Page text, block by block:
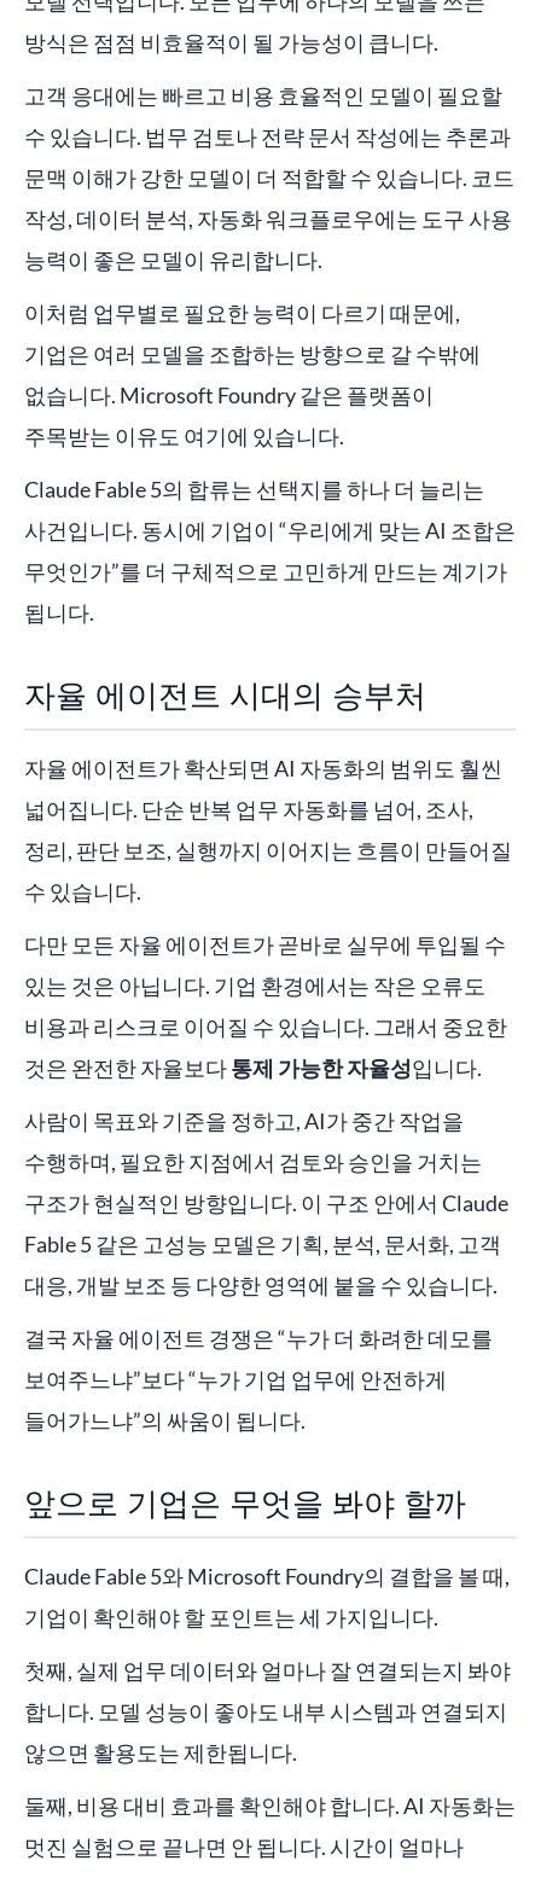
방식은 점점 비효율적이 될 가능성이 큽니다.
고객 응대에는 빠르고 비용 효율적인 모델이 필요할
수 있습니다. 법무 검토나 전략 문서 작성에는 추론과
문맥 이해가 강한 모델이 더 적합할 수 있습니다. 코드
작성, 데이터 분석, 자동화 워크플로우에는 도구 사용
능력이 좋은 모델이 유리합니다.
이처럼 업무별로 필요한 능력이 다르기 때문에,
기업은 여러 모델을 조합하는 방향으로 갈 수밖에
없습니다. Microsoft Foundry 같은 플랫폼이
주목받는 이유도 여기에 있습니다.
Claude Fable 5의 합류는 선택지를 하나 더 늘리는
사건입니다. 동시에 기업이 “우리에게 맞는 AI 조합은
무엇인가”를 더 구체적으로 고민하게 만드는 계기가
됩니다.
자율 에이전트 시대의 승부처
자율 에이전트가 확산되면 AI 자동화의 범위도 훨씬
넓어집니다. 단순 반복 업무 자동화를 넘어, 조사,
정리, 판단 보조, 실행까지 이어지는 흐름이 만들어질
수 있습니다.
다만 모든 자율 에이전트가 곧바로 실무에 투입될 수
있는 것은 아닙니다. 기업 환경에서는 작은 오류도
비용과 리스크로 이어질 수 있습니다. 그래서 중요한
것은 완전한 자율보다통제 가능한 자율성입니다.
사람이 목표와 기준을 정하고, AI가 중간 작업을
수행하며, 필요한 지점에서 검토와 승인을 거치는
구조가 현실적인 방향입니다. 이 구조 안에서 Claude
Fable 5 같은 고성능 모델은 기획, 분석, 문서화, 고객
대응, 개발 보조 등 다양한 영역에 붙을 수 있습니다.
결국 자율 에이전트 경쟁은 “누가 더 화려한 데모를
보여주느냐”보다 “누가 기업 업무에 안전하게
들어가느냐”의 싸움이 됩니다.
앞으로 기업은 무엇을 봐야 할까
Claude Fable 5와 Microsoft Foundry의 결합을 볼 때,
기업이 확인해야 할 포인트는 세 가지입니다.
첫째, 실제 업무 데이터와 얼마나 잘 연결되는지 봐야
합니다. 모델 성능이 좋아도 내부 시스템과 연결되지
않으면 활용도는 제한됩니다.
둘째, 비용 대비 효과를 확인해야 합니다. AI 자동화는
멋진 실험으로 끝나면 안 됩니다. 시간이 얼마나